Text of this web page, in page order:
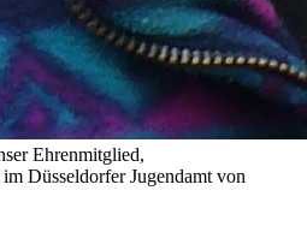
Ehrenmitglied,
Düsseldorfer Jugendamt von